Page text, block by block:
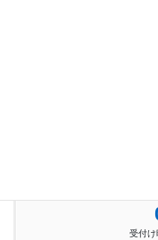
受付